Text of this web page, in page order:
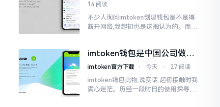
14 阅读
不少人询问imtoken创建钱包是不是得
断开网络,我起初也是这般认为的。而后
人攻击
imtoken钱包是中国公司做的
吗？一文说清楚
imtoken官方下载 ⋅ 今天 ⋅ 27 阅读
imtoken钱包此物,说实话,起初接触时我
满心迷茫。历经一段时日的使用探寻,我